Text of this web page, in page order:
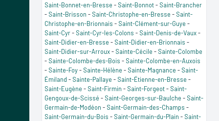
Saint-Bonnet-en-Bresse - Saint-Bonnot- Saint-Brancher
- Saint-Brisson - Saint-Christophe-en-Bresse - Saint-
Christophe-en-Brionnais - Saint-Clément-sur-Guye -
Saint-Cyr- Saint-Cyr-les-Colons - Saint-Denis-de-Vaux-
Saint-Didier-en-Bresse - Saint-Didier-en-Brionnais -
Saint-Didier-sur-Arroux- Sainte-Cécile - Sainte-Colombe
- Sainte-Colombe-des-Bois - Sainte-Colombe-en-Auxois
- Sainte-Foy- Sainte-Hélène - Sainte-Magnance - Saint-
Émiland - Sainte-Pallaye - Saint-Étienne-en-Bresse -
Saint-Eugène - Saint-Firmin - Saint-Forgeot- Saint-
Gengoux-de-Scissé - Saint-Georges-sur-Baulche - Saint-
Germain-de-Modéon - Saint-Germain-des-Champs -
Saint-Germain-du-Bois - Saint-Germain-du-Plain - Saint-